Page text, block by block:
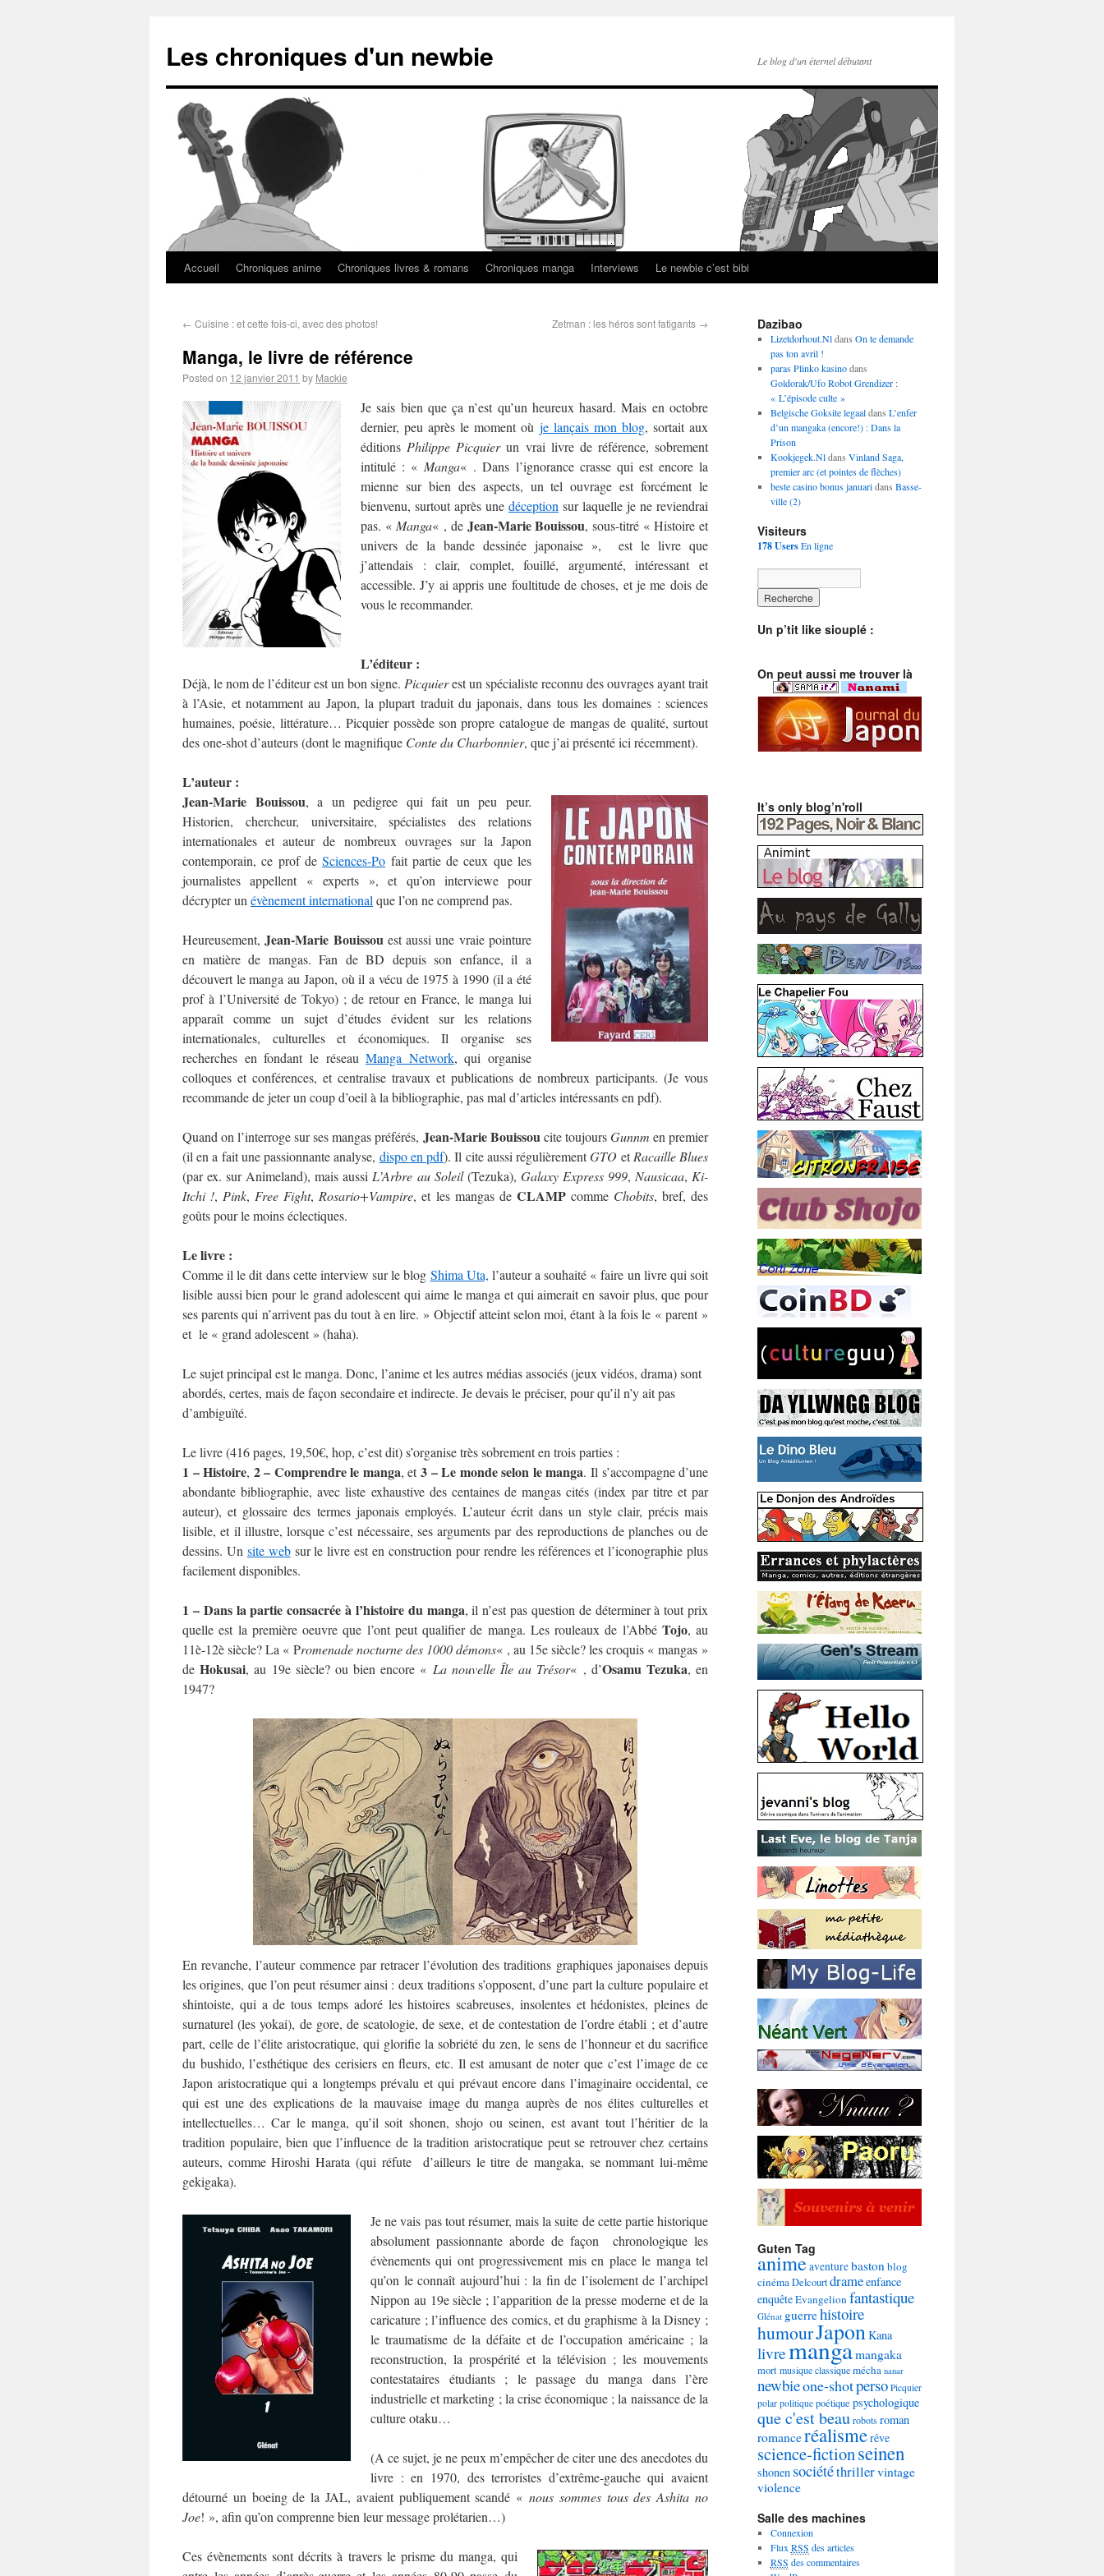
Les chroniques d'un newbie Le blog d'un éternel débutant
Accueil Chroniques anime Chroniques livres & romans Chroniques manga Interviews Le newbie c’est bibi
← Cuisine : et cette fois-ci, avec des photos! Zetman : les héros sont fatigants →
Manga, le livre de référence
Posted on 12 janvier 2011 by Mackie
Je sais bien que ça n’est qu’un heureux hasard. Mais en octobre
dernier, peu après le moment où je lançais mon blog, sortait aux
éditions Philippe Picquierun vrai livre de référence, sobrement
intitulé : « Manga« . Dans l’ignorance crasse qui est encore la
mienne sur bien des aspects, un tel ouvrage est forcément le
bienvenu, surtout après une déception sur laquelle je ne reviendrai
pas. « Manga« , de Jean-Marie Bouissou, sous-titré « Histoire et
univers de la bande dessinée japonaise », est le livre que
j’attendais : clair, complet, fouillé, argumenté, intéressant et
accessible. J’y ai appris une foultitude de choses, et je me dois de
vous le recommander.
L’éditeur :
Déjà, le nom de l’éditeur est un bon signe. Picquierest un spécialiste reconnu des ouvrages ayant trait
à l’Asie, et notamment au Japon, la plupart traduit du japonais, dans tous les domaines : sciences
humaines, poésie, littérature… Picquier possède son propre catalogue de mangas de qualité, surtout
des one-shot d’auteurs (dont le magnifique Conte du Charbonnier, que j’ai présenté ici récemment).
L’auteur :
Jean-Marie Bouissou, a un pedigree qui fait un peu peur.
Historien, chercheur, universitaire, spécialistes des relations
internationales et auteur de nombreux ouvrages sur la Japon
contemporain, ce prof deSciences-Po fait partie de ceux que les
journalistes appellent « experts », et qu’on interviewe pour
décrypter un évènement international que l’on ne comprend pas.
Heureusement,Jean-Marie Bouissou est aussi une vraie pointure
en matière de mangas. Fan de BD depuis son enfance, il a
découvert le manga au Japon, où il a vécu de 1975 à 1990 (il a été
prof à l’Université de Tokyo) ; de retour en France, le manga lui
apparaît comme un sujet d’études évident sur les relations
internationales, culturelles et économiques. Il organise ses
recherches en fondant le réseauManga Network, qui organise
colloques et conférences, et centralise travaux et publications de nombreux participants. (Je vous
recommande de jeter un coup d’oeil à la bibliographie, pas mal d’articles intéressants en pdf).
Quand on l’interroge sur ses mangas préférés, Jean-Marie Bouissou cite toujoursGunnm en premier
(il en a fait une passionnante analyse, dispo en pdf). Il cite aussi régulièrementGTO etRacaille Blues
(par ex. sur Animeland), mais aussi L’Arbre au Soleil(Tezuka), Galaxy Express 999, Nausicaa, Ki-
Itchi !, Pink, Free Fight, Rosario+Vampire, et les mangas de CLAMPcomme Chobits, bref, des
goûts pour le moins éclectiques.
Le livre :
Comme il le dit dans cette interview sur le blog Shima Uta, l’auteur a souhaité « faire un livre qui soit
lisible aussi bien pour le grand adolescent qui aime le manga et qui aimerait en savoir plus, que pour
ses parents qui n’arrivent pas du tout à en lire. » Objectif atteint selon moi, étant à la fois le « parent »
et le « grand adolescent » (haha).
Le sujet principal est le manga. Donc, l’anime et les autres médias associés (jeux vidéos, drama) sont
abordés, certes, mais de façon secondaire et indirecte. Je devais le préciser, pour qu’il n’y ait pas
d’ambiguïté.
Le livre (416 pages, 19,50€, hop, c’est dit) s’organise très sobrement en trois parties :
1 – Histoire, 2 – Comprendre le manga, et3 – Le monde selon le manga. Il s’accompagne d’une
abondante bibliographie, avec liste exhaustive des centaines de mangas cités (index par titre et par
auteur), et glossaire des termes japonais employés. L’auteur écrit dans un style clair, précis mais
lisible, et il illustre, lorsque c’est nécessaire, ses arguments par des reproductions de planches ou de
dessins. Un site websur le livre est en construction pour rendre les références et l’iconographie plus
facilement disponibles.
1 – Dans la partie consacrée à l’histoire du manga, il n’est pas question de déterminer à tout prix
quelle est la première oeuvre que l’ont peut qualifier de manga. Les rouleaux de l’Abbé Tojo, au
11è-12è siècle? La « Promenade nocturne des 1000 démons« , au 15e siècle? les croquis « mangas »
deHokusai, au 19e siècle? ou bien encore « La nouvelle Île au Trésor« , d’Osamu Tezuka, en
1947?
En revanche, l’auteur commence par retracer l’évolution des traditions graphiques japonaises depuis
les origines, que l’on peut résumer ainsi : deux traditions s’opposent, d’une part la culture populaire et
shintoiste, qui a de tous temps adoré les histoires scabreuses, insolentes et hédonistes, pleines de
surnaturel (les yokai), de gore, de scatologie, de sexe, et de contestation de l’ordre établi ; et d’autre
part, celle de l’élite aristocratique, qui glorifie la sobriété du zen, le sens de l’honneur et du sacrifice
du bushido, l’esthétique des cerisiers en fleurs, etc. Il est amusant de noter que c’est l’image de ce
Japon aristocratique qui a longtemps prévalu et qui prévaut encore dans l’imaginaire occidental, ce
qui est une des explications de la mauvaise image du manga auprès de nos élites culturelles et
intellectuelles… Car le manga, qu’il soit shonen, shojo ou seinen, est avant tout l’héritier de la
tradition populaire, bien que l’influence de la tradition aristocratique peut se retrouver chez certains
auteurs, comme Hiroshi Harata (qui réfute d’ailleurs le titre de mangaka, se nommant lui-même
gekigaka).
Je ne vais pas tout résumer, mais la suite de cette partie historique
absolument passionnante aborde de façon chronologique les
évènements qui ont progressivement mis en place le manga tel
qu’on le connaît aujourd’hui : la fin de l’isolement de l’archipel
Nippon au 19e siècle ; l’apparition de la presse moderne et de la
caricature ; l’influence des comics, et du graphisme à la Disney ;
le traumatisme de la défaite et de l’occupation américaine ; la
reconstruction, la prospérité et la télévision ; les mouvements
contestataires étudiants ; le passage du manga dans l’ère
industrielle et marketing ; la crise économique ; la naissance de la
culture otaku…
(A ce sujet, je ne peux m’empêcher de citer une des anecdotes du
livre : en 1970, des terroristes d’extrême-gauche qui avaient
détourné un boeing de la JAL, avaient publiquement scandé « nous sommes tous des Ashita no
Joe! », afin qu’on comprenne bien leur message prolétarien…)
Ces évènements sont décrits à travers le prisme du manga, qui
Dazibao
Lizetdorhout.Nldans On te demande
pas ton avril !
paras Plinko kasinodans
Goldorak/Ufo Robot Grendizer :
« L’épisode culte »
Belgische Goksite legaaldans L’enfer
d’un mangaka (encore!) : Dans la
Prison
Kookjegek.Nldans Vinland Saga,
premier arc (et pointes de flèches)
beste casino bonus januaridans Basse-
ville (2)
Visiteurs
178 UsersEn ligne
Un p’tit like siouplé :
On peut aussi me trouver là
It’s only blog’n'roll
Guten Tag
animeaventurebaston blog
cinémaDelcourtdrameenfance
enquêteEvangelion fantastique
Glénat guerrehistoire
humourJapon Kana
livremangamangaka
mortmusique classiquemécha nanar
newbieone-shotperso Picquier
polar politique poétique psychologique
que c'est beaurobotsroman
romanceréalismerêve
science-fictionseinen
shonen sociététhrillervintage
violence
Salle des machines
Connexion
Flux RSS des articles
RSS des commentaires